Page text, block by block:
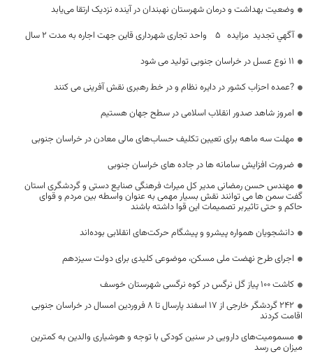
وضعیت بهداشت و درمان شهرستان نهبندان در آینده نزدیک ارتقا می‌یابد
آگهي تجدید مزایده 5 واحد تجاری شهرداری قاین جهت اجاره به مدت 2 سال
11 نوع عسل در خراسان جنوبی تولید می شود
?عمده احزاب کشور در دایره نظام و در خط رهبری نقش آفرینی می کنند
امروز شاهد صدور انقلاب اسلامی در سطح جهان هستیم
مهلت سه ماهه برای تعیین تکلیف حساب‌های مالی معادن در خراسان جنوبی
ضرورت افزایش سامانه ها در جاده های خراسان جنوبی
مهندس حسن رمضانی مدیر کل میراث فرهنگی صنایع دستی و گردشگری استان
گفت سمن ها می توانند نقش بسیار مهمی به عنوان واسطه بین مردم و قوای
حاکم و حتی تاثیربر تصمیمات این قوا داشته باشند
دانشجویان همواره پیشرو و پیشگام حرکت‌های انقلابی بوده‌اند
اجرای طرح نهضت ملی مسکن، موضوعی کلیدی برای دولت سیزدهم
کاشت 100 پیاز گل نرگس در کوه نرگسی شهرستان خوسف
۲۴۲ گردشگر خارجی از ۱۷ اسفند پارسال تا ۸ فروردین امسال در خراسان جنوبی
اقامت کردند
مسمومیت‌های دارویی در سنین کودکی با توجه و هوشیاری والدین به کمترین
میزان می رسد